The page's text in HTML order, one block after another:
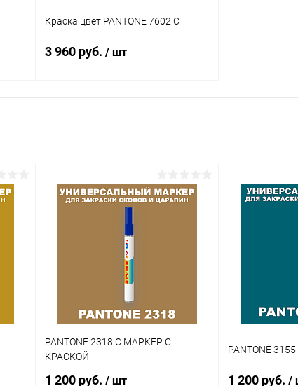
Краска цвет PANTONE 7602 C
3 960 руб. / шт
Цвет:
полуматовая
PANTONE 2318 C МАРКЕР С
КРАСКОЙ
1 200 руб. / шт
PANTONE
1 200 руб. /